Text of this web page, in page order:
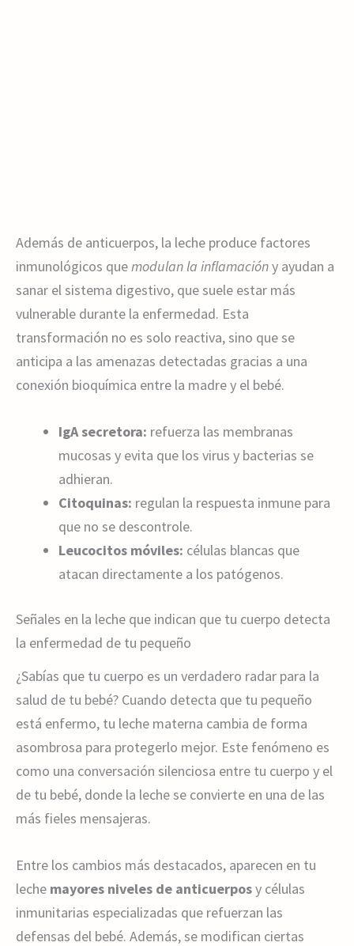
Además de anticuerpos, la leche produce factores
inmunológicos quemodulan la inflamacióny ayudan a
sanar el sistema digestivo, que suele estar más
vulnerable durante la enfermedad. Esta
transformación no es solo reactiva, sino que se
anticipa a las amenazas detectadas gracias a una
conexión bioquímica entre la madre y el bebé.
IgA secretora: refuerza las membranas
mucosas y evita que los virus y bacterias se
adhieran.
Citoquinas: regulan la respuesta inmune para
que no se descontrole.
Leucocitos móviles: células blancas que
atacan directamente a los patógenos.
Señales en la leche que indican que tu cuerpo detecta
la enfermedad de tu pequeño
¿Sabías que tu cuerpo es un verdadero radar para la
salud de tu bebé? Cuando detecta que tu pequeño
está enfermo, tu leche materna cambia de forma
asombrosa para protegerlo mejor. Este fenómeno es
como una conversación silenciosa entre tu cuerpo y el
de tu bebé, donde la leche se convierte en una de las
más fieles mensajeras.
Entre los cambios más destacados, aparecen en tu
leche mayores niveles de anticuerposy células
inmunitarias especializadas que refuerzan las
defensas del bebé. Además, se modifican ciertas